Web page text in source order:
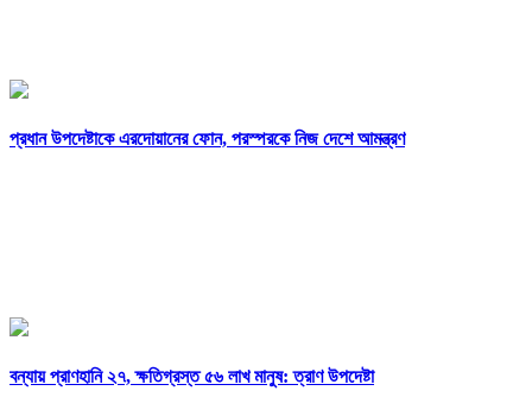
প্রধান উপদেষ্টাকে এরদোয়ানের ফোন, পরস্পরকে নিজ দেশে আমন্ত্রণ
বন্যায় প্রাণহানি ২৭, ক্ষতিগ্রস্ত ৫৬ লাখ মানুষ: ত্রাণ উপদেষ্টা